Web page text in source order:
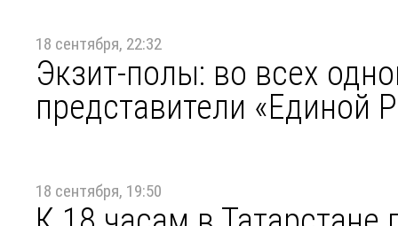
18 сентября, 22:32
Экзит-полы: во всех
представители «Единой
18 сентября, 19:50